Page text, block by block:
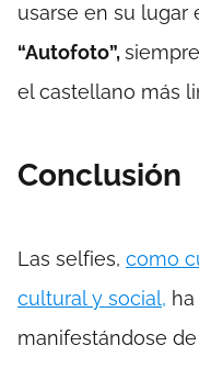
usarse en su lugar
“Autofoto”,
el castellano más
Conclusión
Las selfies, como
cultural y social,
manifestándose